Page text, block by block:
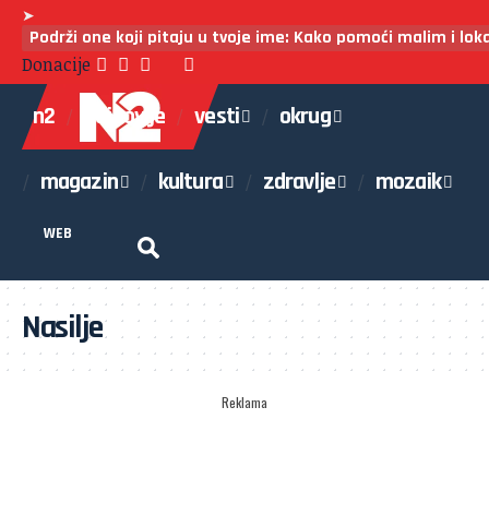
➤
Podrži one koji pitaju u tvoje ime: Kako pomoći malim i
Donacije
n2 najnovije vesti okrug
magazin kultura zdravlje mozaik
WEB
Nasilje
Reklama